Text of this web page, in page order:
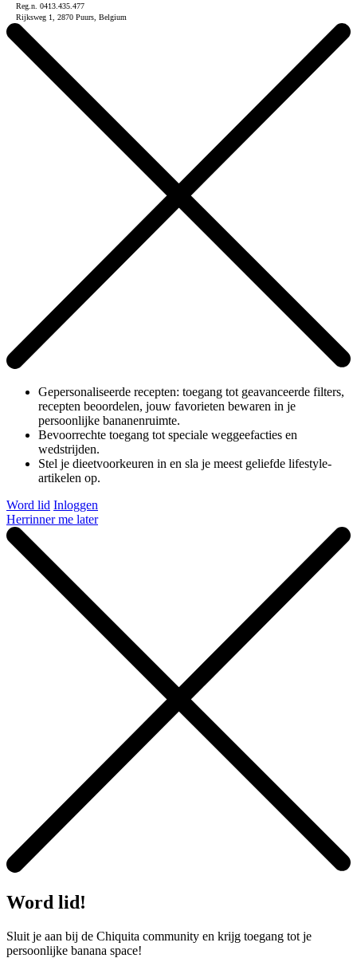
Reg.n. 0413.435.477
Rijksweg 1, 2870 Puurs, Belgium
Gepersonaliseerde recepten: toegang tot geavanceerde filters,
recepten beoordelen, jouw favorieten bewaren in je
persoonlijke bananenruimte.
Bevoorrechte toegang tot speciale weggeefacties en
wedstrijden.
Stel je dieetvoorkeuren in en sla je meest geliefde lifestyle-
artikelen op.
Word lid Inloggen
Herrinner me later
Word lid!
Sluit je aan bij de Chiquita community en krijg toegang tot je
persoonlijke banana space!